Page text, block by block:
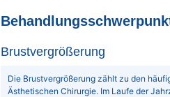
Brustvergrößerung
Die Brustvergrößerung zählt zu den
Ästhetischen Chirurgie. Im Laufe der